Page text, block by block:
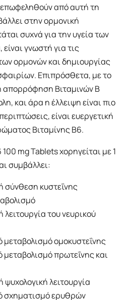
από αυτή τη
στην ορμονική
συχνά για την υγεία των
γνωστή για τις
ορμονών και δημιουργίας
Επιπρόσθετα, με το
απορρόφηση Βιταμινών Β
και άρα η έλλειψη είναι πιο
είναι ευεργετική
Βιταμίνης Β6.
mg Tablets χορηγείται με 1
συμβάλλει:
σύνθεση κυστεΐνης
λειτουργία του νευρικού
μεταβολισμό ομοκυστεΐνης
μεταβολισμό πρωτεΐνης και
ψυχολογική λειτουργία
σχηματισμό ερυθρών